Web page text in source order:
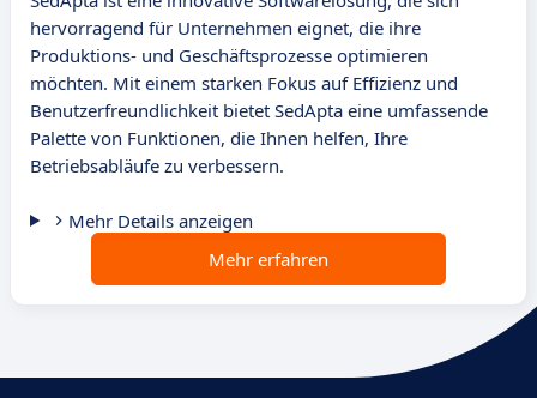
hervorragend für Unternehmen eignet, die ihre
Produktions- und Geschäftsprozesse optimieren
möchten. Mit einem starken Fokus auf Effizienz und
Benutzerfreundlichkeit bietet SedApta eine umfassende
Palette von Funktionen, die Ihnen helfen, Ihre
Betriebsabläufe zu verbessern.
Mehr Details anzeigen
Mehr erfahren